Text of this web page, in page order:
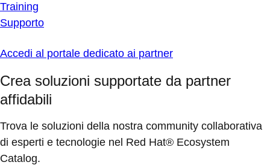
Training
Supporto
Accedi al portale dedicato ai partner
Crea soluzioni supportate da partner
affidabili
Trova le soluzioni della nostra community collaborativa
di esperti e tecnologie nel Red Hat® Ecosystem
Catalog.